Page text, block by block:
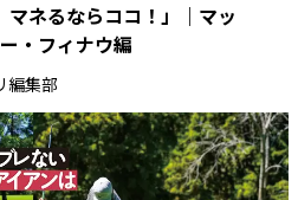
ネるならココ！」｜マッ
・フィナウ編
編集部